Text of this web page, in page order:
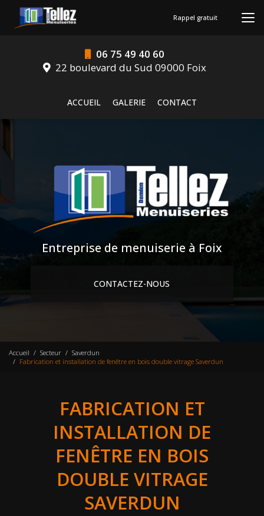
contenu
06 75 49 40 60
22 boulevard du Sud 09000 Foix
ACCUEIL
GALERIE CONTACT
Rappel gratuit
Entreprise de menuiserie à Foix
CONTACTEZ-NOUS
Accueil Secteur
Saverdun
Fabrication et installation de fenêtre en bois double vitrage Saverdun
FABRICATION ET
INSTALLATION DE
FENÊTRE EN BOIS
DOUBLE VITRAGE
SAVERDUN